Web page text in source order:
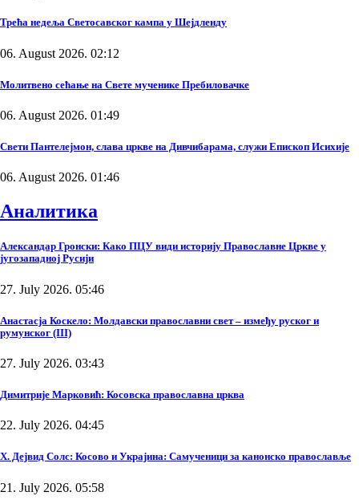
Трећа недеља Светосавског кампа у Шејдленду
06. August 2026. 02:12
Молитвено сећање на Свете мученике Пребиловачке
06. August 2026. 01:49
Свети Пантелејмон, слава цркве на Дивчибарама, служи Епископ Исихије
06. August 2026. 01:46
Аналитика
Александар Гронски: Како ПЦУ види историју Православне Цркве у
југозападној Русији
27. July 2026. 05:46
Анастасја Коскело: Молдавски православни свет – између руског и
румунског (III)
27. July 2026. 03:43
Димитрије Марковић: Косовска православна црква
22. July 2026. 04:45
Х. Дејвид Солс: Косово и Украјина: Самученици за канонско православље
21. July 2026. 05:58